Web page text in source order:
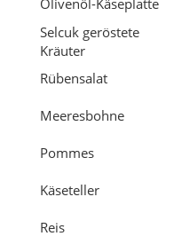
Meeresbohne
Pommes